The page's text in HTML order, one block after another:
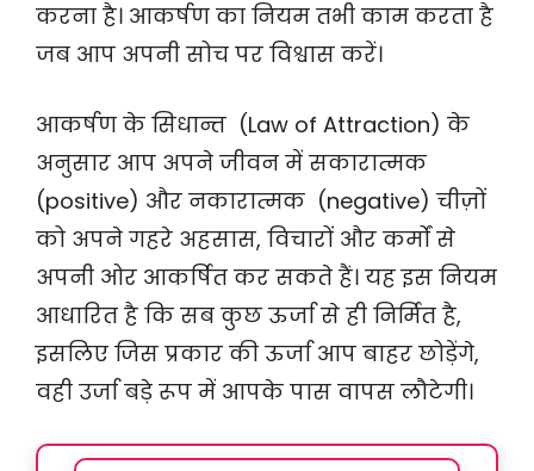
करना है। आकर्षण का नियम तभी काम करता है
जब आप अपनी सोच पर विश्वास करें।
आकर्षण के सिधान्त (Law of Attraction) के
अनुसार आप अपने जीवन में सकारात्मक
(positive) और नकारात्मक (negative) चीज़ों
को अपने गहरे अहसास, विचारों और कर्मों से
अपनी ओर आकर्षित कर सकते हैं। यह इस नियम
आधारित है कि सब कुछ ऊर्जा से ही निर्मित है,
इसलिए जिस प्रकार की ऊर्जा आप बाहर छोड़ेंगे,
वही उर्जा बड़े रूप में आपके पास वापस लौटेगी।